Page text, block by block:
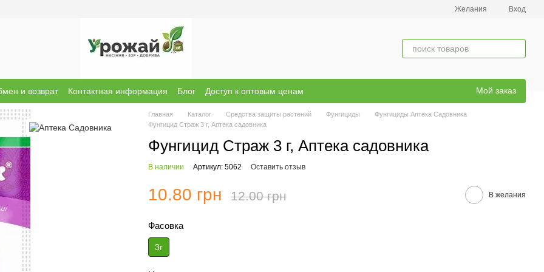
Желания Вход
и возврат Контактная информация Блог
Доступ к оптовым ценам
о магазине Бренди
Мой заказ
Главная Каталог Средства защиты растений Фунгициды
Фунгициды Аптека Садовника
Фунгицид Страж 3 г, Аптека садовника
Фунгицид Страж 3 г, Аптека садовника
В наличии Артикул: 5062 Оставить отзыв
10.80 грн 12.00 грн В желания
Фасовка
3г